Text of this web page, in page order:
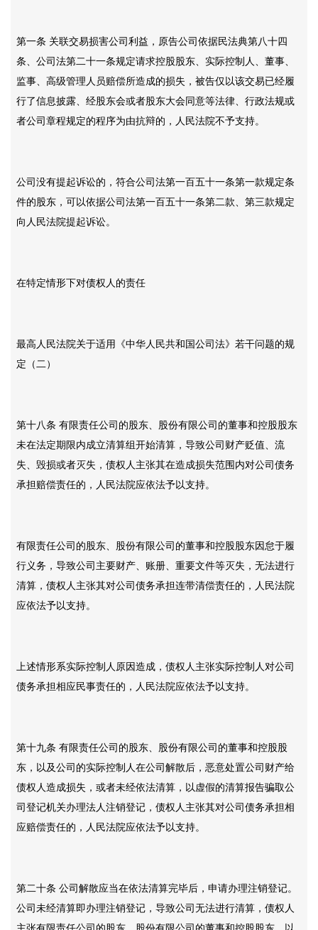
第一条 关联交易损害公司利益，原告公司依据民法典第八十四
条、公司法第二十一条规定请求控股股东、实际控制人、董事、
监事、高级管理人员赔偿所造成的损失，被告仅以该交易已经履
行了信息披露、经股东会或者股东大会同意等法律、行政法规或
者公司章程规定的程序为由抗辩的，人民法院不予支持。
公司没有提起诉讼的，符合公司法第一百五十一条第一款规定条
件的股东，可以依据公司法第一百五十一条第二款、第三款规定
向人民法院提起诉讼。
在特定情形下对债权人的责任
最高人民法院关于适用《中华人民共和国公司法》若干问题的规
定（二）
第十八条 有限责任公司的股东、股份有限公司的董事和控股股东
未在法定期限内成立清算组开始清算，导致公司财产贬值、流
失、毁损或者灭失，债权人主张其在造成损失范围内对公司债务
承担赔偿责任的，人民法院应依法予以支持。
有限责任公司的股东、股份有限公司的董事和控股股东因怠于履
行义务，导致公司主要财产、账册、重要文件等灭失，无法进行
清算，债权人主张其对公司债务承担连带清偿责任的，人民法院
应依法予以支持。
上述情形系实际控制人原因造成，债权人主张实际控制人对公司
债务承担相应民事责任的，人民法院应依法予以支持。
第十九条 有限责任公司的股东、股份有限公司的董事和控股股
东，以及公司的实际控制人在公司解散后，恶意处置公司财产给
债权人造成损失，或者未经依法清算，以虚假的清算报告骗取公
司登记机关办理法人注销登记，债权人主张其对公司债务承担相
应赔偿责任的，人民法院应依法予以支持。
第二十条 公司解散应当在依法清算完毕后，申请办理注销登记。
公司未经清算即办理注销登记，导致公司无法进行清算，债权人